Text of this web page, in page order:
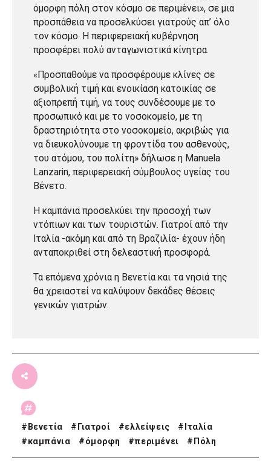
όμορφη πόλη στον κόσμο σε περιμένει», σε μια
προσπάθεια να προσελκύσει γιατρούς απ’ όλο
τον κόσμο. Η περιφερειακή κυβέρνηση
προσφέρει πολύ ανταγωνιστικά κίνητρα.
«Προσπαθούμε να προσφέρουμε κλίνες σε
συμβολική τιμή και ενοικίαση κατοικίας σε
αξιοπρεπή τιμή, να τους συνδέσουμε με το
προσωπικό και με το νοσοκομείο, με τη
δραστηριότητα στο νοσοκομείο, ακριβώς για
να διευκολύνουμε τη φροντίδα του ασθενούς,
του ατόμου, του πολίτη» δήλωσε η Manuela
Lanzarin, περιφερειακή σύμβουλος υγείας του
Βένετο.
Η καμπάνια προσελκύει την προσοχή των
ντόπιων και των τουριστών. Γιατροί από την
Ιταλία -ακόμη και από τη Βραζιλία- έχουν ήδη
ανταποκριθεί στη δελεαστική προσφορά.
Τα επόμενα χρόνια η Βενετία και τα νησιά της
θα χρειαστεί να καλύψουν δεκάδες θέσεις
γενικών γιατρών.
# Βενετία # Γιατροί #ελλείψεις # Ιταλία
#καμπάνια #όμορφη #περιμένει # Πόλη